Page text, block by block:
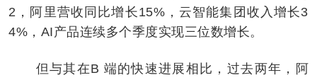
2，阿里营收同比增长15%，云智能集团收入增长3
4%，AI产品连续多个季度实现三位数增长。
但与其在B 端的快速进展相比，过去两年，阿